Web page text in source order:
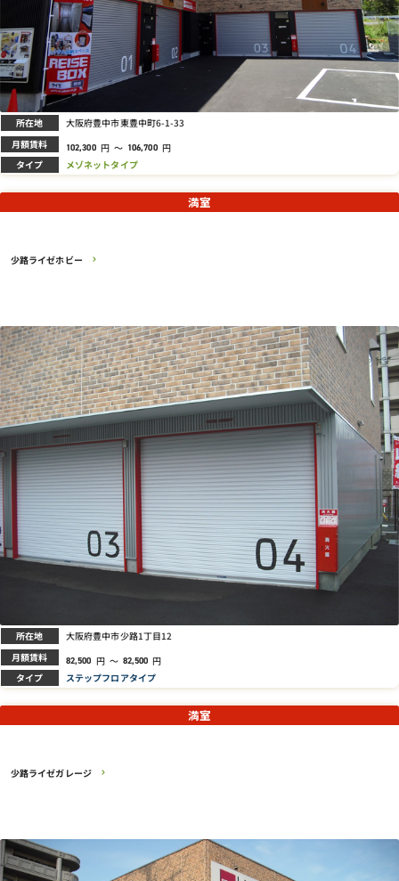
所在地 大阪府豊中市東豊中町6-1-33
月額賃料 102,300 円 ～ 106,700 円
タイプ メゾネットタイプ
少路ライゼホビー
満室
所在地 大阪府豊中市少路1丁目12
月額賃料 82,500 円 ～ 82,500 円
タイプ ステップフロアタイプ
少路ライゼガレージ
満室